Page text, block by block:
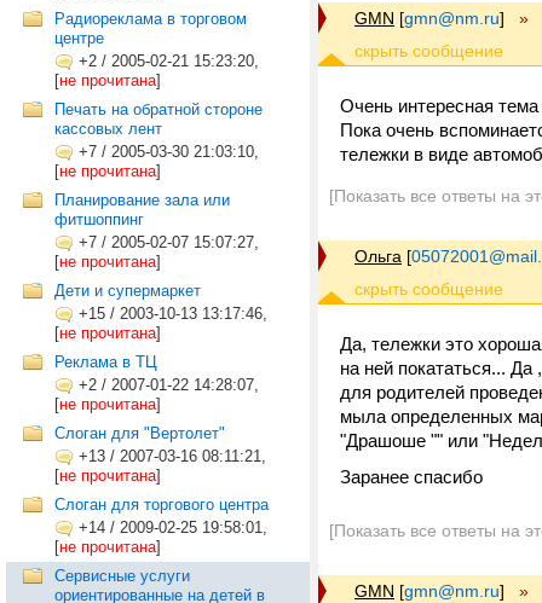
Радиореклама в торговом
центре
+2 / 2005-02-21 15:23:20,
[не прочитана]
Печать на обратной стороне
кассовых лент
+7 / 2005-03-30 21:03:10,
[не прочитана]
Планирование зала или
фитшоппинг
+7 / 2005-02-07 15:07:27,
[не прочитана]
Дети и супермаркет
+15 / 2003-10-13 13:17:46,
[не прочитана]
Реклама в ТЦ
+2 / 2007-01-22 14:28:07,
[не прочитана]
Слоган для "Вертолет"
+13 / 2007-03-16 08:11:21,
[не прочитана]
Cлоган для торгового центра
+14 / 2009-02-25 19:58:01,
[не прочитана]
Сервисные услуги
ориентированные на детей в
GMN [gmn@nm.ru] »
Очень интересная
Пока очень
тележки в виде
[Показать все ответы на
Ольга [
Да, тележки это
на ней покататься...
для родителей
мыла определенных
"Драшоше "" или
Заранее спасибо
[Показать все ответы на
GMN [gmn@nm.ru] »